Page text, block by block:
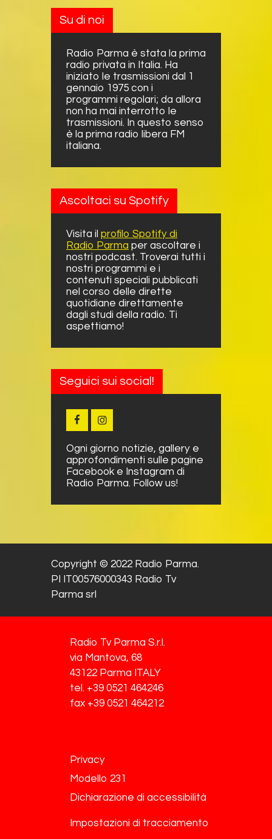
Su di noi
Radio Parma è stata la prima
radio privata in Italia. Ha
iniziato le trasmissioni dal 1
gennaio 1975 con i
programmi regolari; da allora
non ha mai interrotto le
trasmissioni. In questo senso
è la prima radio libera FM
italiana.
Ascoltaci su Spotify
Visita il profilo Spotify di
Radio Parma per ascoltare i
nostri podcast. Troverai tutti i
nostri programmi e i
contenuti speciali pubblicati
nel corso delle dirette
quotidiane direttamente
dagli studi della radio. Ti
aspettiamo!
Seguici sui social!
Ogni giorno notizie, gallery e
approfondimenti sulle pagine
Facebook e Instagram di
Radio Parma. Follow us!
Copyright © 2022 Radio Parma.
PI IT00576000343 Radio Tv
Parma srl
Radio Tv Parma S.r.l.
via Mantova, 68
43122 Parma ITALY
tel. +39 0521 464246
fax +39 0521 464212
Privacy
Modello 231
Dichiarazione di accessibilità
Impostazioni di tracciamento